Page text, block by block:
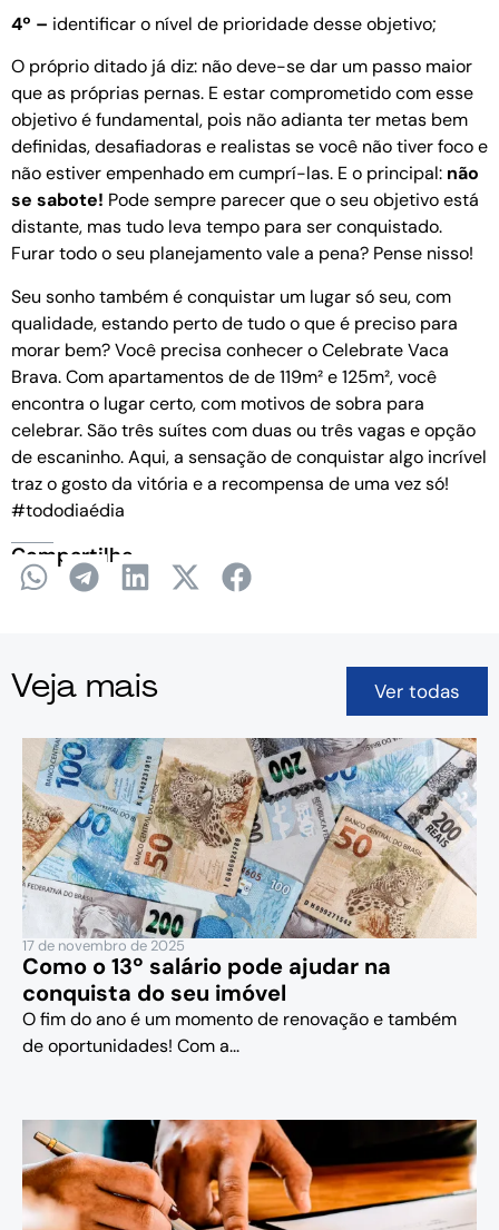
4º – identificar o nível de prioridade desse objetivo;
O próprio ditado já diz: não deve-se dar um passo maior
que as próprias pernas. E estar comprometido com esse
objetivo é fundamental, pois não adianta ter metas bem
definidas, desafiadoras e realistas se você não tiver foco e
não estiver empenhado em cumprí-las. E o principal: não
se sabote! Pode sempre parecer que o seu objetivo está
distante, mas tudo leva tempo para ser conquistado.
Furar todo o seu planejamento vale a pena? Pense nisso!
Seu sonho também é conquistar um lugar só seu, com
qualidade, estando perto de tudo o que é preciso para
morar bem? Você precisa conhecer o Celebrate Vaca
Brava. Com apartamentos de de 119m² e 125m², você
encontra o lugar certo, com motivos de sobra para
celebrar. São três suítes com duas ou três vagas e opção
de escaninho. Aqui, a sensação de conquistar algo incrível
traz o gosto da vitória e a recompensa de uma vez só!
#tododiaédia
Compartilhe
Veja mais Ver todas
17 de novembro de 2025
Como o 13º salário pode ajudar na
conquista do seu imóvel
O fim do ano é um momento de renovação e também
de oportunidades! Com a...